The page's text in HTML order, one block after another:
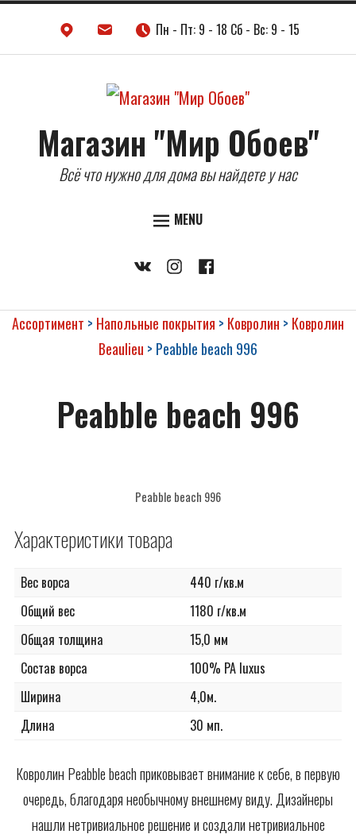
Пн - Пт: 9 - 18 Сб - Вс: 9 - 15
Магазин "Мир Обоев"
Всё что нужно для дома вы найдете у нас
MENU
ОБОИ
КЕРАМИЧЕСКАЯ ПЛИТКА
СОПУТСТВУЮЩИЕ
ПОТОЛОЧНЫЙ ДЕКОР
VkontakteInstagramFacebook
Ассортимент > Напольные покрытия > Ковролин > Ковролин
Beaulieu > Peabble beach 996
Peabble beach 996
Peabble beach 996
Характеристики товара
Вес ворса
440 г/кв.м
Общий вес
1180 г/кв.м
Общая толщина
15,0 мм
Состав ворса
100% РА luxus
Ширина
4,0м.
Длина
30 мп.
Ковролин Peabble beach приковывает внимание к себе, в первую
очередь, благодаря необычному внешнему виду. Дизайнеры
нашли нетривиальное решение и создали нетривиальное